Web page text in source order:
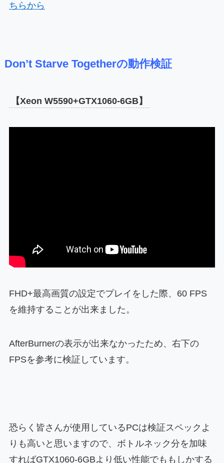
ちらから
Don’t Starve Togetherの動作検証
【Xeon W5590+GTX1060-6GB】
FHD+最高画質の設定でプレイをした際、60 FPS
を維持することが出来ました。
AfterBurnerの表示が出来なかったため、右下の
FPSを参考に検証しています。
恐らく皆さんが使用しているPCは検証スペックよ
りも高いと思いますので、ボトルネック分を加味
すればGTX1060-6GBより低い性能でももしかする